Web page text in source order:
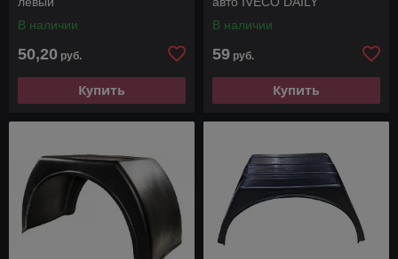
В наличии
50,20 руб.
Купить
В наличии
59 руб.
Купить